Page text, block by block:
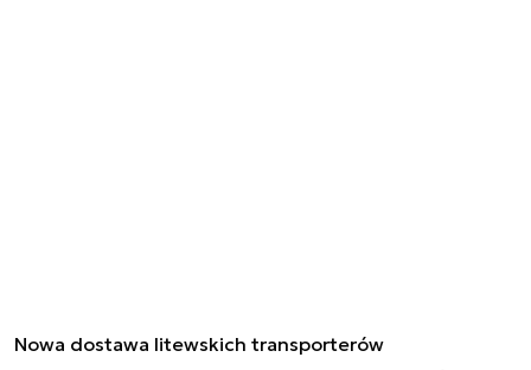
Nowa dostawa litewskich transporterów